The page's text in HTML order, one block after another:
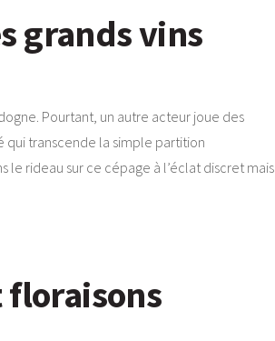
grands vins
Pourtant, un autre acteur joue des
qui transcende la simple partition
le rideau sur ce cépage à l’éclat discret mais
floraisons